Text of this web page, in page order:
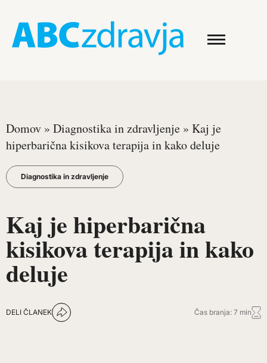
Domov » Diagnostika in zdravljenje » Kaj je
hiperbarična kisikova terapija in kako deluje
Diagnostika in zdravljenje
Kaj je hiperbarična
kisikova terapija in kako
deluje
DELI ČLANEK Čas branja: 7 min